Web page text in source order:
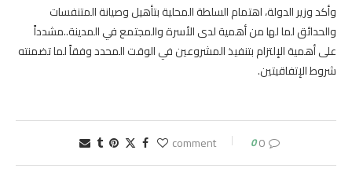
وأكد وزير الدولة، اهتمام السلطة المحلية بتأهيل وصيانة المتنفسات
والحدائق لما لها من أهمية لدى الأسرة والمجتمع في المدينة..مشدداً
على أهمية الإلتزام بتنفيذ المشروعين في الوقت المحدد وفقاً لما تضمنته
شروط الإتفاقيتين.
0 comment
0